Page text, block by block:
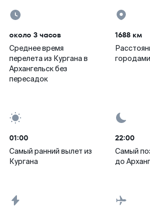
около 3 часов
Среднее время
перелета из Кургана в
Архангельск без
пересадок
1688 км
городами
01:00
Самый ранний вылет из
Кургана
22:00
Самый
до